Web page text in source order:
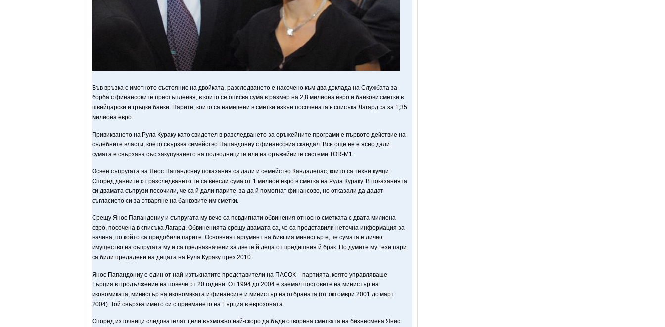
Във връзка с имотното състояние на двойката, разследването е насочено към два доклада на Службата за
борба с финансовите престъпления, в които се описва сума в размер на 2,8 милиона евро и банкови сметки в
швейцарски и гръцки банки. Парите, които са намерени в сметки извън посочената в списъка Лагард са за 1,35
милиона евро.
Привикването на Рула Кураку като свидетел в разследването за оръжейните програми е първото действие на
съдебните власти, което свързва семейство Папандониу с финансовия скандал. Все още не е ясно дали
сумата е свързана със закупуването на подводниците или на оръжейните системи TOR-M1.
Освен съпругата на Янос Папандониу показания са дали и семейство Кандалепас, които са техни кумци.
Според данните от разследването те са внесли сума от 1 милион евро в сметка на Рула Кураку. В показанията
си двамата съпрузи посочили, че са й дали парите, за да й помогнат финансово, но отказали да дадат
съгласието си за отваряне на банковите им сметки.
Срещу Янос Папандониу и съпругата му вече са повдигнати обвинения относно сметката с двата милиона
евро, посочена в списъка Лагард. Обвиненията срещу двамата са, че са представили неточна информация за
начина, по който са придобили парите. Основният аргумент на бившия министър е, че сумата е лично
имущество на съпругата му и са предназначени за двете й деца от предишния й брак. По думите му тези пари
са били предадени на децата на Рула Кураку през 2010.
Янос Папандониу е един от най-изтъкнатите представители на ПАСОК – партията, която управляваше
Гърция в продължение на повече от 20 години. От 1994 до 2004 е заемал постовете на министър на
икономиката, министър на икономиката и финансите и министър на отбраната (от октомври 2001 до март
2004). Той свързва името си с приемането на Гърция в еврозоната.
Според източници следователят цели възможно най-скоро да бъде отворена сметката на бизнесмена Янис